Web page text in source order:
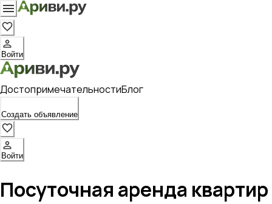
Войти
ДостопримечательностиБлог
Создать объявление
Войти
Посуточная аренда квартир